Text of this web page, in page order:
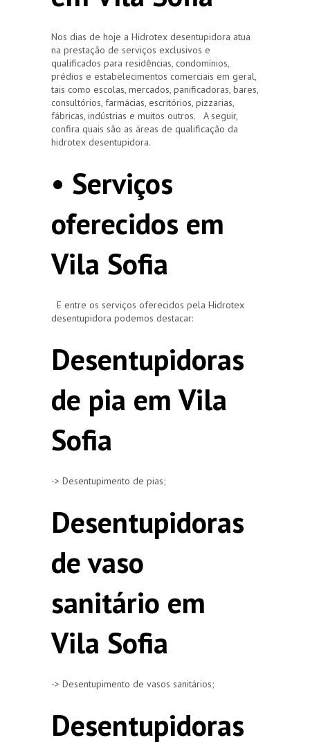
Nos dias de hoje a Hidrotex desentupidora atua
na prestação de serviços exclusivos e
qualificados para residências, condomínios,
prédios e estabelecimentos comerciais em geral,
tais como escolas, mercados, panificadoras, bares,
consultórios, farmácias, escritórios, pizzarias,
fábricas, indústrias e muitos outros. A seguir,
confira quais são as áreas de qualificação da
hidrotex desentupidora.
• Serviços
oferecidos em
Vila Sofia
E entre os serviços oferecidos pela Hidrotex
desentupidora podemos destacar:
Desentupidoras
de pia em Vila
Sofia
-> Desentupimento de pias;
Desentupidoras
de vaso
sanitário em
Vila Sofia
-> Desentupimento de vasos sanitários;
Desentupidoras